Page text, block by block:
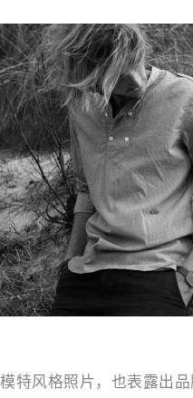
模特风格照片，也表露出品